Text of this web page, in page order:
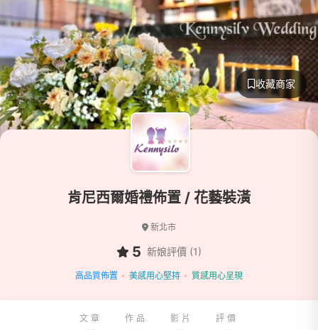
收藏商家
肯尼西爾婚禮佈置 / 花藝裝潢
新北市
5 新娘評價 (1)
高品質佈置 美感用心堅持 質感用心呈現
文章 作品 影片 評價